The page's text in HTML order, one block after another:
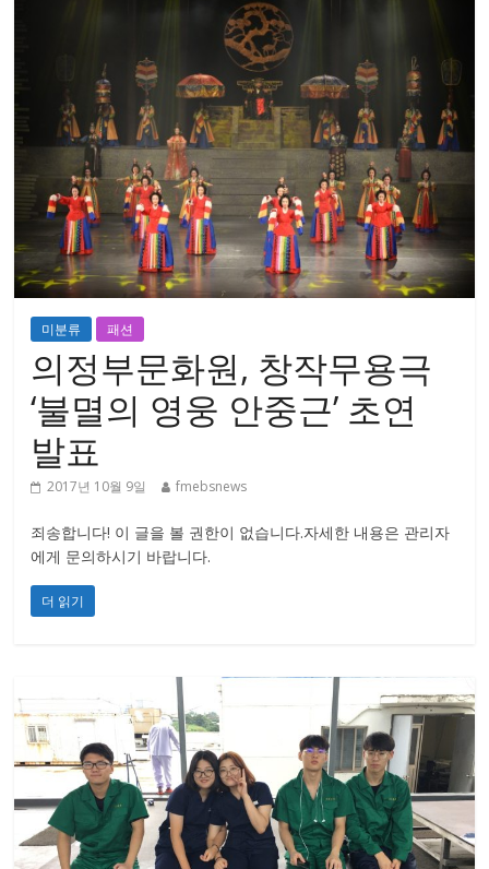
미분류 패션
의정부문화원, 창작무용극
‘불멸의 영웅 안중근’ 초연
발표
2017년 10월 9일 fmebsnews
죄송합니다! 이 글을 볼 권한이 없습니다.자세한 내용은 관리자
에게 문의하시기 바랍니다.
더 읽기